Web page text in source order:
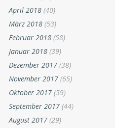
April 2018 (40)
März 2018 (53)
Februar 2018 (58)
Januar 2018 (39)
Dezember 2017 (38)
November 2017 (65)
Oktober 2017 (59)
September 2017 (44)
August 2017 (29)